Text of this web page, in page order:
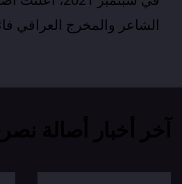
الشاعر والمخرج العراقي